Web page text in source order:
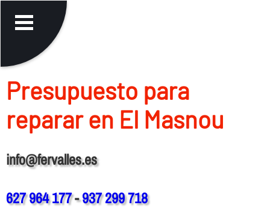
Presupuesto para
reparar en El Masnou
info@fervalles.es
627 964 177-937 299 718